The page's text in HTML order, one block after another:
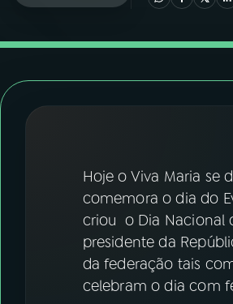
ACOMPANHE A RÁDIO NACIONAL
Hoje o Viva Maria se
comemora o dia do
criou o Dia Nacional
presidente da
da federação tais
celebram o dia com